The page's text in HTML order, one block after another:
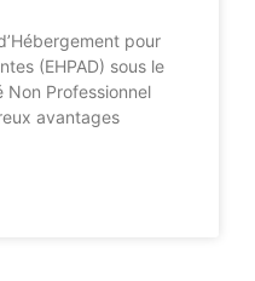
pour
(EHPAD) sous le
Non Professionnel
avantages